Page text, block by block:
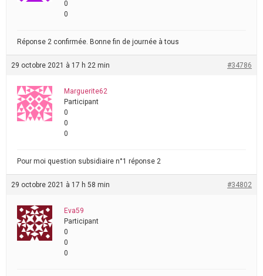
0
0
Réponse 2 confirmée. Bonne fin de journée à tous
29 octobre 2021 à 17 h 22 min #34786
Marguerite62
Participant
0
0
0
Pour moi question subsidiaire n°1 réponse 2
29 octobre 2021 à 17 h 58 min #34802
Eva59
Participant
0
0
0